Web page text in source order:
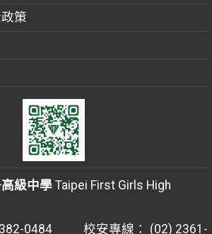
策
級中學Taipei First Girls High
0484 校安專線： (02) 2361-